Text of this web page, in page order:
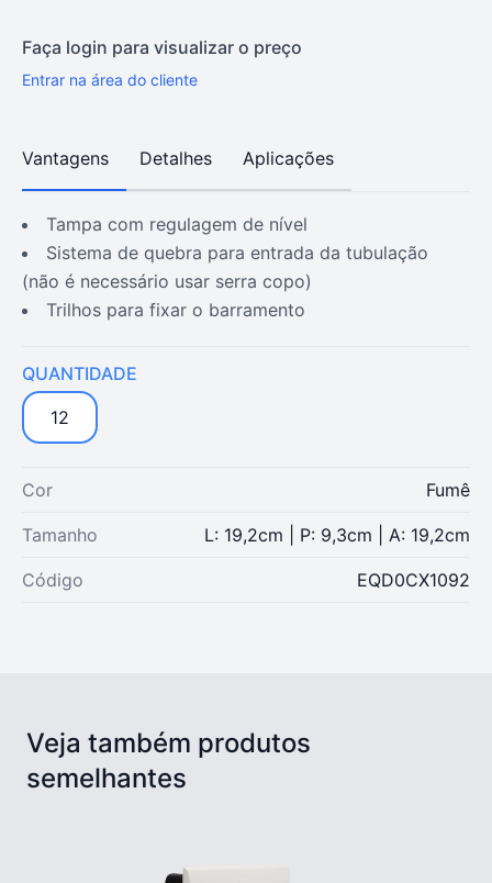
Faça login para visualizar o preço
Entrar na área do cliente
Vantagens Detalhes Aplicações
tampa com regulagem de nível
sistema de quebra para entrada da tubulação
(não é necessário usar serra copo)
trilhos para fixar o barramento
QUANTIDADE
12
Cor Fumê
Tamanho L: 19,2cm | P: 9,3cm | A: 19,2cm
Código EQD0CX1092
Veja também produtos
semelhantes